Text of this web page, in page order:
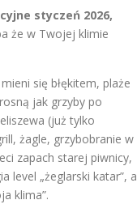
styczeń 2026,
że w Twojej klimie
się błękitem, plaże
jak grzyby po
(już tylko
żagle, grzybobranie w
zapach starej piwnicy,
level „żeglarski katar”, a
klima”.